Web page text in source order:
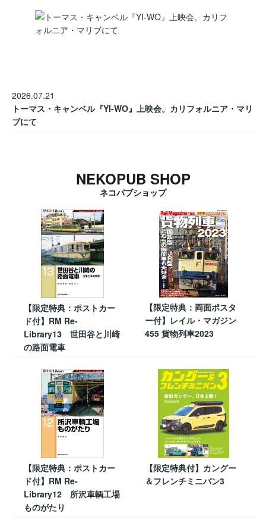
2026.07.21
トーマス・キャンベル『YI-WO』上映会。カリフォルニア・マリ
ブにて
NEKOPUB SHOP
ネコパブショップ
【限定特典：ポストカー
ド付】RM Re-
Library13 世田谷と川崎
の路面電車
【限定特典：両面ポスタ
ー付】レイル・マガジン
455 貨物列車2023
【限定特典：ポストカー
ド付】RM Re-
Library12 所沢車輌工場
ものがたり
【限定特典付】カングー
＆フレンチミニバン3